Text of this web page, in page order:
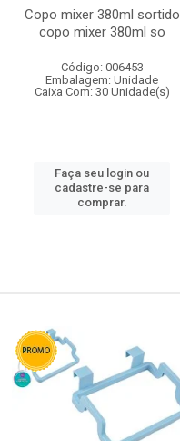
Copo mixer 380ml sortido
copo mixer 380ml so
Código: 006453
Embalagem: Unidade
Caixa Com: 30 Unidade(s)
Faça seu login ou
cadastre-se para
comprar.